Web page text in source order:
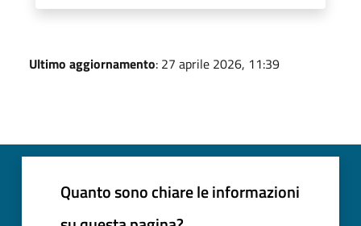
Ultimo aggiornamento: 27 aprile 2026, 11:39
Quanto sono chiare le informazioni